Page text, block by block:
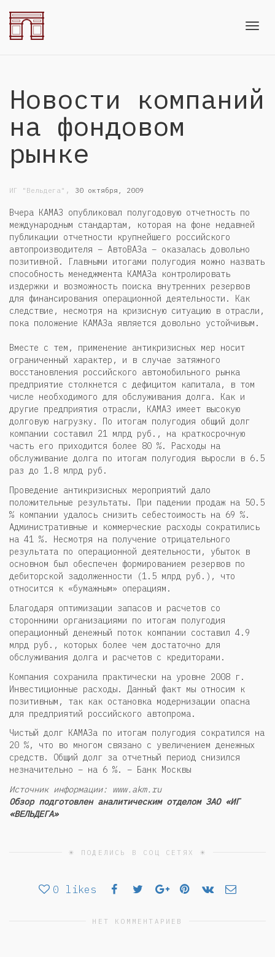
Новости компаний
на фондовом
рынке
ИГ "Вельдега" , 30 октября, 2009
Вчера КАМАЗ опубликовал полугодовую отчетность по
международным стандартам, которая на фоне недавней
публикации отчетности крупнейшего российского
автопроизводителя – АвтоВАЗа – оказалась довольно
позитивной. Главными итогами полугодия можно назвать
способность менеджмента КАМАЗа контролировать
издержки и возможность поиска внутренних резервов
для финансирования операционной деятельности. Как
следствие, несмотря на кризисную ситуацию в отрасли,
пока положение КАМАЗа является довольно устойчивым.
Вместе с тем, применение антикризисных мер носит
ограниченный характер, и в случае затяжного
восстановления российского автомобильного рынка
предприятие столкнется с дефицитом капитала, в том
числе необходимого для обслуживания долга. Как и
другие предприятия отрасли, КАМАЗ имеет высокую
долговую нагрузку. По итогам полугодия общий долг
компании составил 21 млрд руб., на краткосрочную
часть его приходится более 80 %. Расходы на
обслуживание долга по итогам полугодия выросли в 6.5
раз до 1.8 млрд руб.
Проведение антикризисных мероприятий дало
положительные результаты. При падении продаж на 50.5
% компании удалось снизить себестоимость на 69 %.
Административные и коммерческие расходы сократились
на 41 %. Несмотря на получение отрицательного
результата по операционной деятельности, убыток в
основном был обеспечен формированием резервов по
дебиторской задолженности (1.5 млрд руб.), что
относится к «бумажным» операциям.
Благодаря оптимизации запасов и расчетов со
сторонними организациями по итогам полугодия
операционный денежный поток компании составил 4.9
млрд руб., которых более чем достаточно для
обслуживания долга и расчетов с кредиторами.
Компания сохранила практически на уровне 2008 г.
Инвестиционные расходы. Данный факт мы относим к
позитивным, так как остановка модернизации опасна
для предприятий российского автопрома.
Чистый долг КАМАЗа по итогам полугодия сократился на
20 %, что во многом связано с увеличением денежных
средств. Общий долг за отчетный период снизился
незначительно – на 6 %. – Банк Москвы
Источник информации: www.akm.ru
Обзор подготовлен аналитическим отделом ЗАО «ИГ
«ВЕЛЬДЕГА»
☀ ПОДЕЛИСЬ В СОЦ СЕТЯХ ☀
0 likes
НЕТ КОММЕНТАРИЕВ